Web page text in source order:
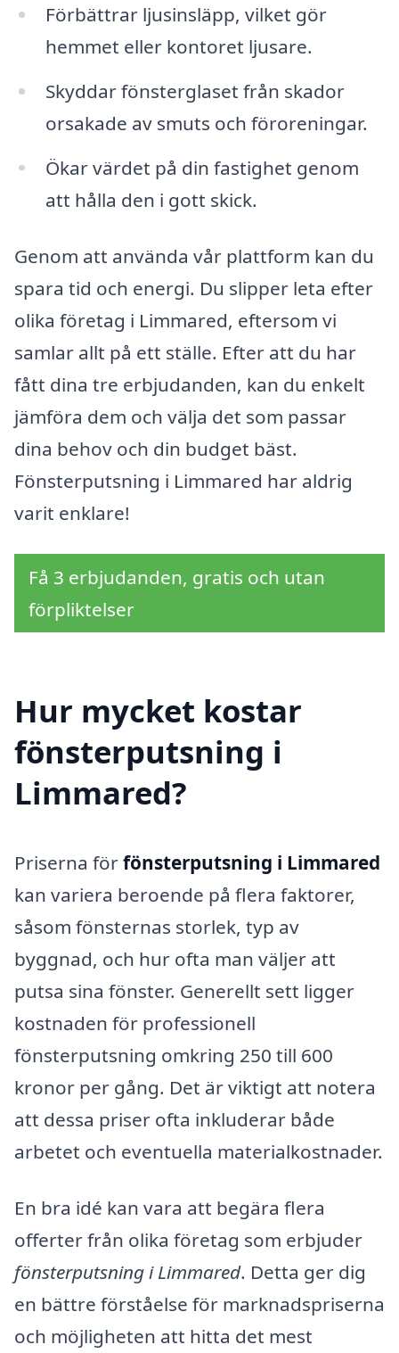
Förbättrar ljusinsläpp, vilket gör
hemmet eller kontoret ljusare.
Skyddar fönsterglaset från skador
orsakade av smuts och föroreningar.
Ökar värdet på din fastighet genom
att hålla den i gott skick.
Genom att använda vår plattform kan du
spara tid och energi. Du slipper leta efter
olika företag i Limmared, eftersom vi
samlar allt på ett ställe. Efter att du har
fått dina tre erbjudanden, kan du enkelt
jämföra dem och välja det som passar
dina behov och din budget bäst.
Fönsterputsning i Limmared har aldrig
varit enklare!
Få 3 erbjudanden, gratis och utan
förpliktelser
Hur mycket kostar
fönsterputsning i
Limmared?
Priserna förfönsterputsning i Limmared
kan variera beroende på flera faktorer,
såsom fönsternas storlek, typ av
byggnad, och hur ofta man väljer att
putsa sina fönster. Generellt sett ligger
kostnaden för professionell
fönsterputsning omkring 250 till 600
kronor per gång. Det är viktigt att notera
att dessa priser ofta inkluderar både
arbetet och eventuella materialkostnader.
En bra idé kan vara att begära flera
offerter från olika företag som erbjuder
fönsterputsning i Limmared. Detta ger dig
en bättre förståelse för marknadspriserna
och möjligheten att hitta det mest